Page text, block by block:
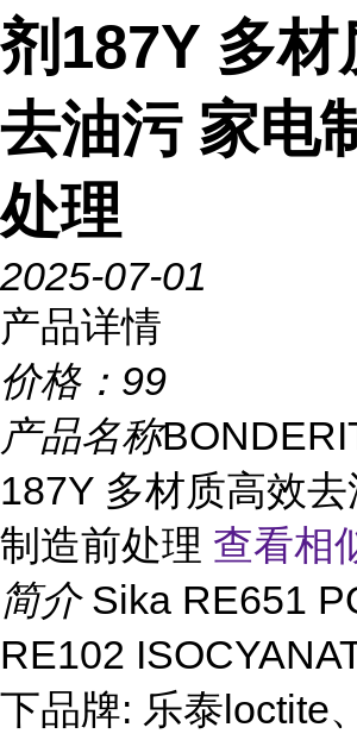
剂187Y 多材
去油污 家电
处理
2025-07-01
产品详情
价格： 99
产品名称
187Y 多材质高效
制造前处理 查看相
简介 Sika RE651
RE102
下品牌: 乐泰loctite、